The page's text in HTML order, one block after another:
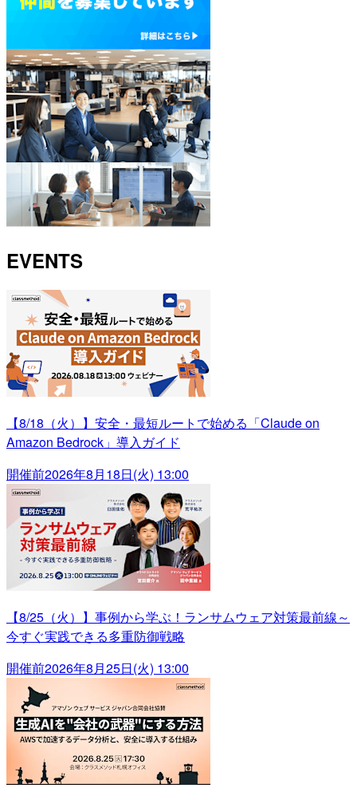
EVENTS
【8/18（火）】安全・最短ルートで始める「Claude on
Amazon Bedrock」導入ガイド
開催前2026年8月18日(火) 13:00
【8/25（火）】事例から学ぶ！ランサムウェア対策最前線～
今すぐ実践できる多重防御戦略
開催前2026年8月25日(火) 13:00